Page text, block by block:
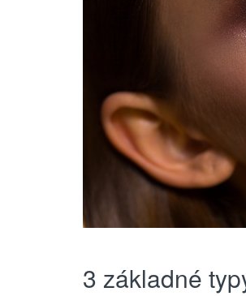
3 základné